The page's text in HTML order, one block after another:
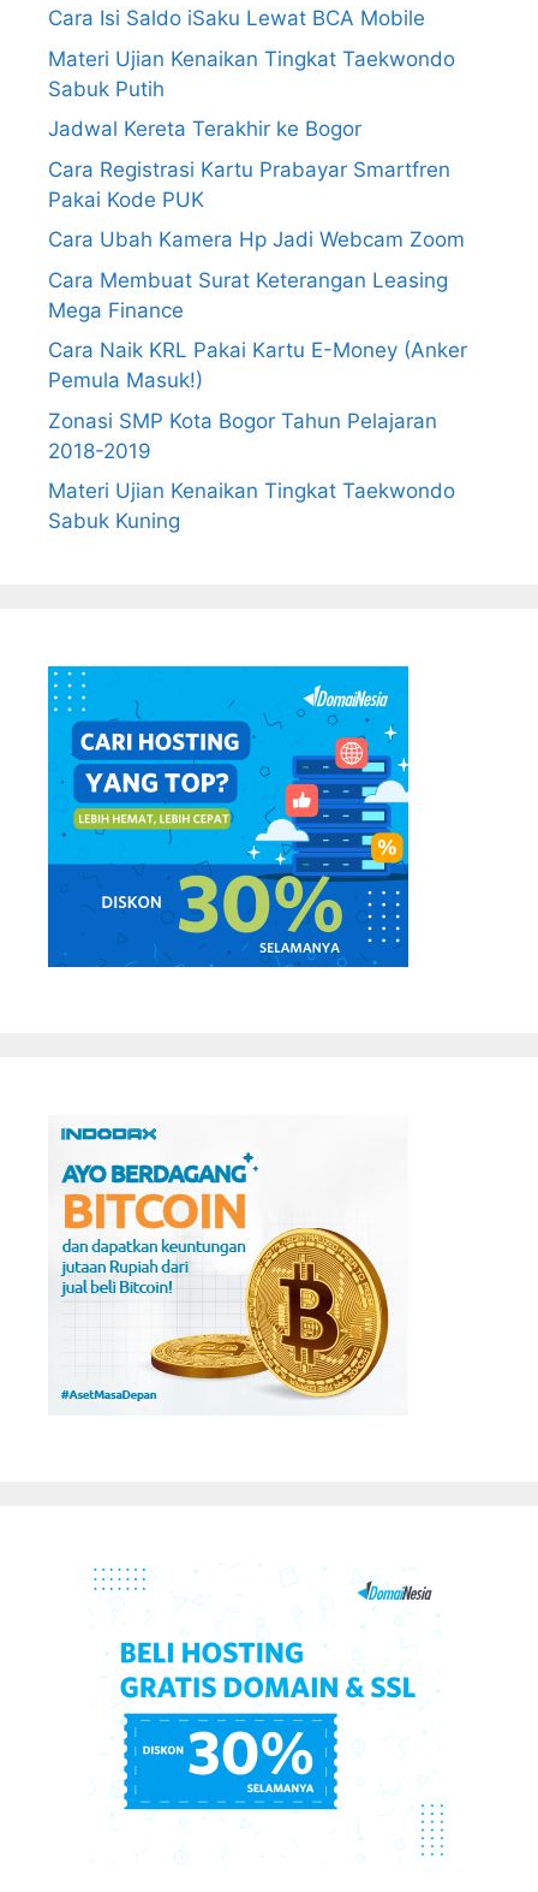
Cara Isi Saldo iSaku Lewat BCA Mobile
Materi Ujian Kenaikan Tingkat Taekwondo
Sabuk Putih
Jadwal Kereta Terakhir ke Bogor
Cara Registrasi Kartu Prabayar Smartfren
Pakai Kode PUK
Cara Ubah Kamera Hp Jadi Webcam Zoom
Cara Membuat Surat Keterangan Leasing
Mega Finance
Cara Naik KRL Pakai Kartu E-Money (Anker
Pemula Masuk!)
Zonasi SMP Kota Bogor Tahun Pelajaran
2018-2019
Materi Ujian Kenaikan Tingkat Taekwondo
Sabuk Kuning